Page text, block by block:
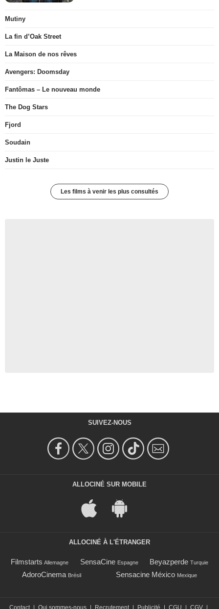
Mutiny
La fin d’Oak Street
La Maison de nos rêves
Avengers: Doomsday
Fantômas – Le nouveau monde
The Dog Stars
Fjord
Soudain
Justin le Juste
Les films à venir les plus consultés
SUIVEZ-NOUS
ALLOCINÉ SUR MOBILE
ALLOCINÉ À L'ÉTRANGER
Filmstarts Allemagne SensaCine Espagne Beyazperde Turquie
AdoroCinema Brésil Sensacine México Mexique
Contact | Qui sommes-nous | Recrutement | Publicité | CGU | CGV |